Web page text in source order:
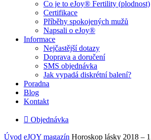
Co je to eJoy® Fertility (plodnost)
Certifikace
Příběhy spokojených mužů
Napsali o eJoy®
Informace
Nejčastější dotazy
Doprava a doručení
SMS objednávka
Jak vypadá diskrétní balení?
Poradna
Blog
Kontakt
 Objednávka
Úvod eJOY magazín Horoskop lásky 2018 –